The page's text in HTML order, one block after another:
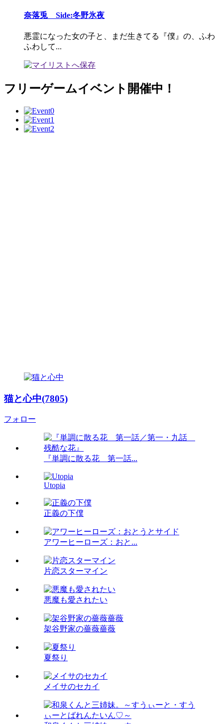
奈落兎 Side:冬野氷夜
悪霊になった女の子と、まだ生きてる『僕』の、ふわ
ふわして...
フリーゲームイベント開催中！
猫と心中(7805)
フォロー
『単調に散る花 第一話...
Utopia
正義の下僕
アワーヒーローズ：おと...
片恋スターマイン
悪魔も愛されたい
架谷野家の薔薇薔薇
夏祭り
メイサのセカイ